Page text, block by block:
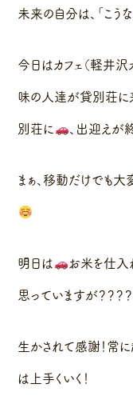
未来の自分は、「こう
今日はカフェ（軽井
味の人達が貸別荘に
別荘に
、出迎えが
まぁ、移動だけでも
明日は お米を仕入
思っていますが？？？？
生かされて感謝！常
は上手くいく！